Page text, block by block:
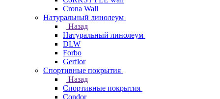
Crona Wall
Натуральный линолеум
Назад
Натуральный линолеум
DLW
Forbo
Gerflor
Спортивные покрытия
Назад
Спортивные покрытия
Condor